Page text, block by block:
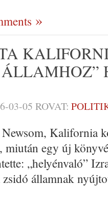
03-05 ROVAT:
Kalifornia
miután egy új
„helyénvaló”
zsidó államnak